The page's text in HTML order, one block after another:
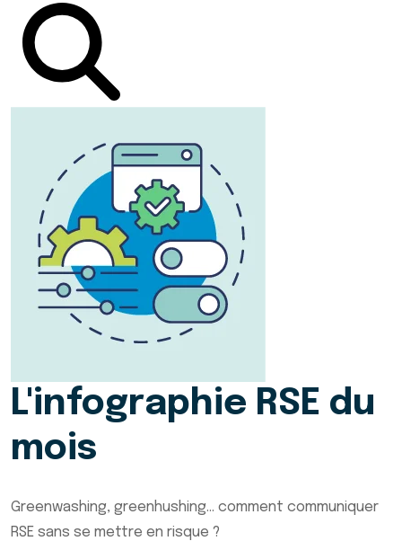
L'infographie RSE du
mois
Greenwashing, greenhushing… comment communiquer
RSE sans se mettre en risque ?